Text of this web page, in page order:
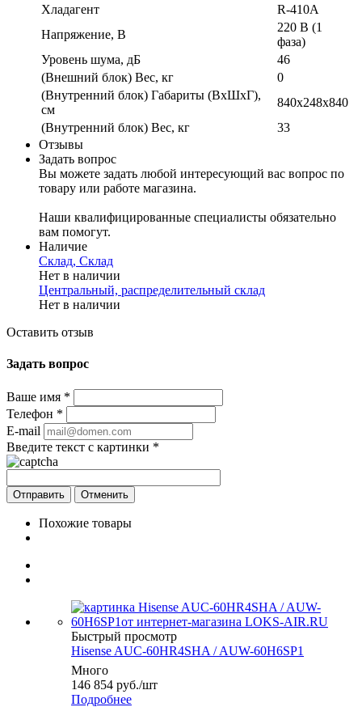
Хладагент
R-410A
Напряжение, В
220 В (1
фаза)
Уровень шума, дБ
46
(Внешний блок) Вес, кг
0
(Внутренний блок) Габариты (ВхШхГ),
см
840х248х840
(Внутренний блок) Вес, кг
33
Отзывы
Задать вопрос
Вы можете задать любой интересующий вас вопрос по
товару или работе магазина.
Наши квалифицированные специалисты обязательно
вам помогут.
Наличие
Склад, Склад
Нет в наличии
Центральный, распределительный склад
Нет в наличии
Оставить отзыв
Задать вопрос
Ваше имя *
Телефон *
E-mail
Введите текст с картинки *
Отменить
Похожие товары
Быстрый просмотр
Hisense AUC-60HR4SHA / AUW-60H6SP1
Много
146 854 руб./шт
Подробнее